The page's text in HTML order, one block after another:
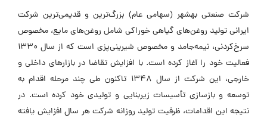
شرکت صنعتی بهشهر (سهامی عام) بزرگ‌ترین و قدیمی‌ترین شرکت
ایرانی تولید روغن‌های گیاهی خوراکی شامل روغن‌های مایع، مخصوص
سرخ‌کردنی، نیمه‌جامد و مخصوص شیرینی‌پزی است که از سال 1330
فعالیت خود را آغاز کرده است. با افزایش تقاضا در بازارهای داخلی و
خارجی، این شرکت از سال 1348 تاکنون طی چند مرحله اقدام به
توسعه و بازسازی تأسیسات زیربنایی و تولیدی خود کرده است. در
نتیجه این اقدامات، ظرفیت تولید روزانه شرکت هر سال افزایش یافته